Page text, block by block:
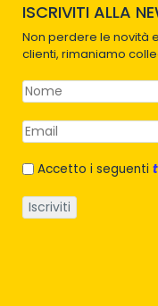
ISCRIVITI ALLA
Non perdere le novità
clienti, rimaniamo
Accetto i seguenti